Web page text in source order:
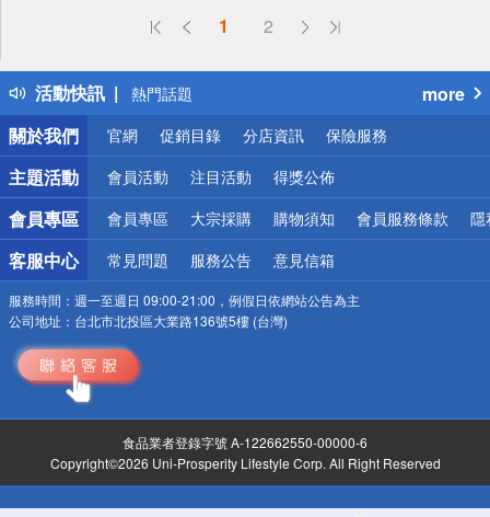
1 2
活動快訊
偏遠地區配送
得獎公告
熱門話題
銀行優惠
偏遠地區配送
詐騙網頁！請小心！
more
關於我們
官網 促銷目錄 分店資訊 保險服務
主題活動 會員活動 注目活動 得獎公佈
會員專區 會員專區 大宗採購 購物須知 會員服務條款 隱
客服中心 常見問題 服務公告 意見信箱
服務時間： 週一至週日 09:00-21:00，例假日依網站公告為主
公司地址： 台北市北投區大業路136號5樓 (台灣)
食品業者登錄字號 A-122662550-00000-6
Copyright©2026 Uni-Prosperity Lifestyle Corp. All Right Reserved